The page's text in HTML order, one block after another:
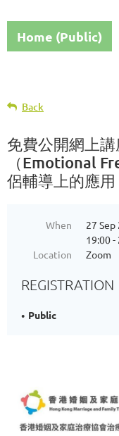
Home (Public)
Back
免費公開網上
（Emotional
侶輔導上的應用
When
27 Sep
19:00 -
Location
Zoom
REGISTRATION
Public